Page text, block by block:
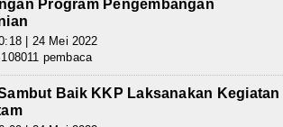
Program Pengembangan
| 24 Mei 2022
pembaca
Baik KKP Laksanakan Kegiatan